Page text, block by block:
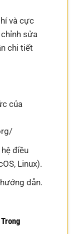
và cực
sửa
chi tiết
của
điều
Linux).
dẫn.